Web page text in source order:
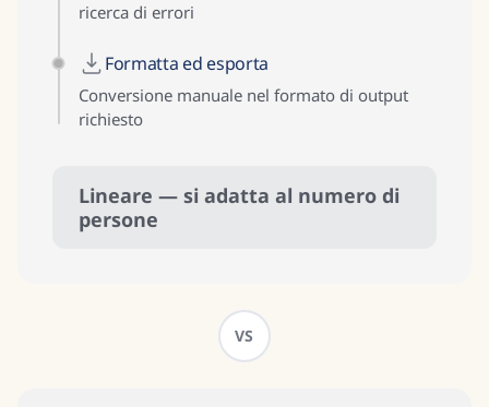
ricerca di errori
Formatta ed esporta
Conversione manuale nel formato di output
richiesto
Lineare — si adatta al numero di
persone
VS